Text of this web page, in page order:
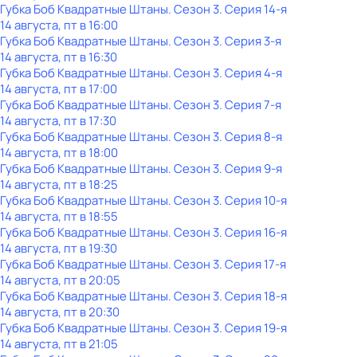
Губка Боб Квадратные Штаны. Сезон 3. Серия 14-я
14 августа, пт в 16:00
Губка Боб Квадратные Штаны. Сезон 3. Серия 3-я
14 августа, пт в 16:30
Губка Боб Квадратные Штаны. Сезон 3. Серия 4-я
14 августа, пт в 17:00
Губка Боб Квадратные Штаны. Сезон 3. Серия 7-я
14 августа, пт в 17:30
Губка Боб Квадратные Штаны. Сезон 3. Серия 8-я
14 августа, пт в 18:00
Губка Боб Квадратные Штаны. Сезон 3. Серия 9-я
14 августа, пт в 18:25
Губка Боб Квадратные Штаны. Сезон 3. Серия 10-я
14 августа, пт в 18:55
Губка Боб Квадратные Штаны. Сезон 3. Серия 16-я
14 августа, пт в 19:30
Губка Боб Квадратные Штаны. Сезон 3. Серия 17-я
14 августа, пт в 20:05
Губка Боб Квадратные Штаны. Сезон 3. Серия 18-я
14 августа, пт в 20:30
Губка Боб Квадратные Штаны. Сезон 3. Серия 19-я
14 августа, пт в 21:05